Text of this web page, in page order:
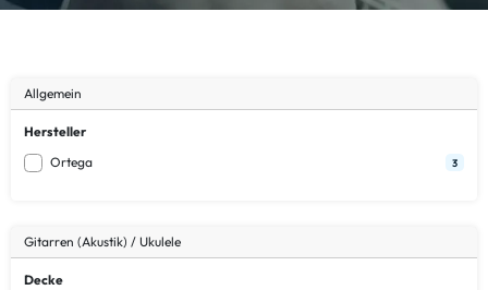
Allgemein
Hersteller
Ortega
3
Gitarren (Akustik) / Ukulele
Decke